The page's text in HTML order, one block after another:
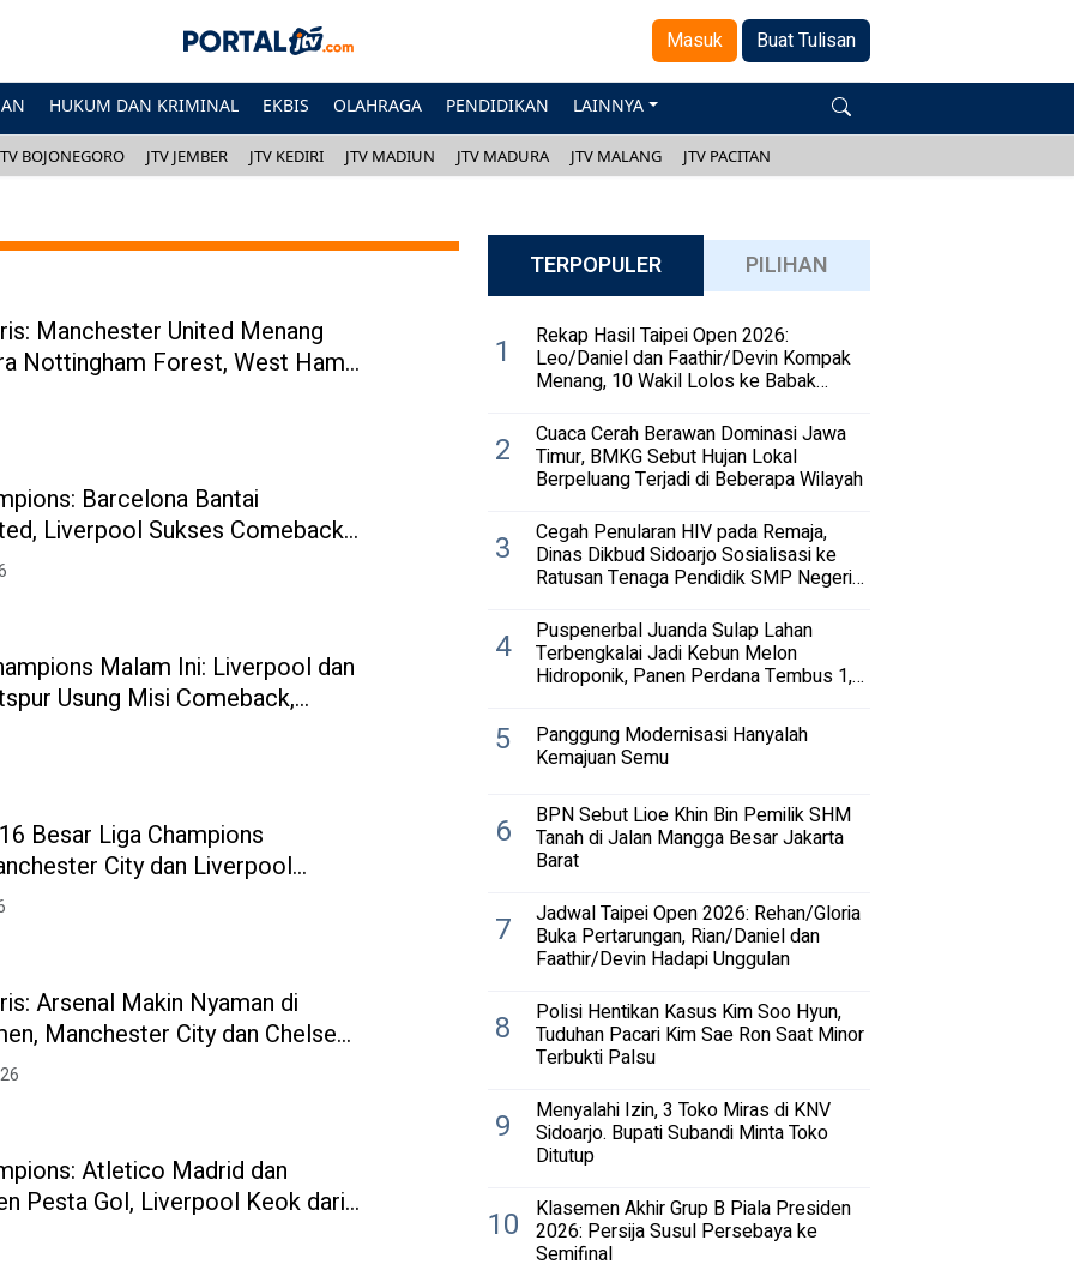
Masuk Buat Tulisan
HUKUM DAN KRIMINAL EKBIS OLAHRAGA PENDIDIKAN LAINNYA
BOJONEGORO JTV JEMBER JTV KEDIRI JTV MADIUN JTV MADURA JTV MALANG JTV PACITAN
Manchester United Menang
Nottingham Forest, West Ham
Barcelona Bantai
Liverpool Sukses Comeback
Malam Ini: Liverpool dan
Usung Misi Comeback,
Newcastle United
Besar Liga Champions
City dan Liverpool
Arsenal Makin Nyaman di
Manchester City dan Chelsea
Atletico Madrid dan
Pesta Gol, Liverpool Keok dari
TERPOPULER PILIHAN
1 Rekap Hasil Taipei Open 2026:
Leo/Daniel dan Faathir/Devin Kompak
Menang, 10 Wakil Lolos ke Babak
2 Cuaca Cerah Berawan Dominasi Jawa
Timur, BMKG Sebut Hujan Lokal
Berpeluang Terjadi di Beberapa Wilayah
3 Cegah Penularan HIV pada Remaja,
Dinas Dikbud Sidoarjo Sosialisasi ke
Ratusan Tenaga Pendidik SMP Negeri
4 Puspenerbal Juanda Sulap Lahan
Terbengkalai Jadi Kebun Melon
Hidroponik, Panen Perdana Tembus 1,5
5 Panggung Modernisasi Hanyalah
Kemajuan Semu
6 BPN Sebut Lioe Khin Bin Pemilik SHM
Tanah di Jalan Mangga Besar Jakarta
Barat
7 Jadwal Taipei Open 2026: Rehan/Gloria
Buka Pertarungan, Rian/Daniel dan
Faathir/Devin Hadapi Unggulan
8 Polisi Hentikan Kasus Kim Soo Hyun,
Tuduhan Pacari Kim Sae Ron Saat Minor
Terbukti Palsu
9 Menyalahi Izin, 3 Toko Miras di KNV
Sidoarjo. Bupati Subandi Minta Toko
Ditutup
10 Klasemen Akhir Grup B Piala Presiden
2026: Persija Susul Persebaya ke
Semifinal